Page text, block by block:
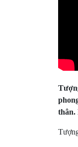
thân.